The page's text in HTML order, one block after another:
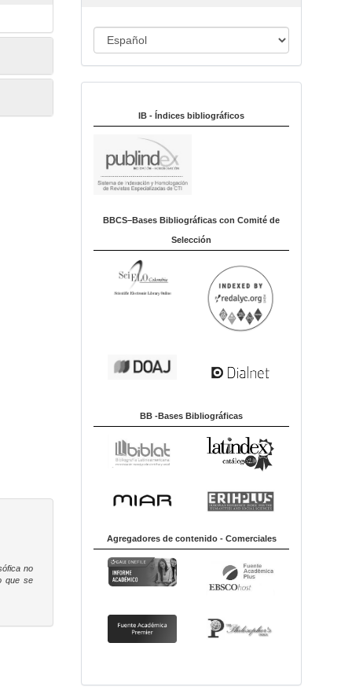
no
que se
o
d
m
IB - Índices bibliográficos
BBCS–Bases Bibliográficas con Comité de
Selección
BB -Bases Bibliográficas
Agregadores de contenido - Comerciales